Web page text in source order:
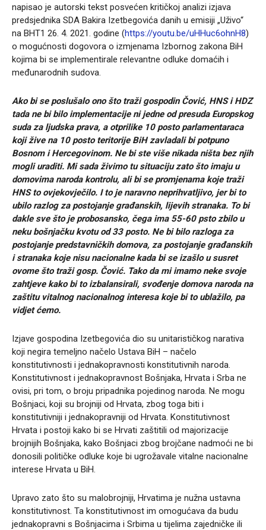
napisao je autorski tekst posvećen kritičkoj analizi izjava
predsjednika SDA Bakira Izetbegovića danih u emisiji „Uživo“
na BHT1 26. 4. 2021. godine (https://youtu.be/uHHuc6ohnH8)
o mogućnosti dogovora o izmjenama Izbornog zakona BiH
kojima bi se implementirale relevantne odluke domaćih i
međunarodnih sudova.
Ako bi se poslušalo ono što traži gospodin Čović, HNS i HDZ
tada ne bi bilo implementacije ni jedne od presuda Europskog
suda za ljudska prava, a otprilike 10 posto parlamentaraca
koji žive na 10 posto teritorije BiH zavladali bi potpuno
Bosnom i Hercegovinom. Ne bi ste više nikada ništa bez njih
mogli uraditi. Mi sada živimo tu situaciju zato što imaju u
domovima naroda kontrolu, ali bi se promjenama koje traži
HNS to ovjekovječilo. I to je naravno neprihvatljivo, jer bi to
ubilo razlog za postojanje građanskih, lijevih stranaka. To bi
dakle sve što je probosansko, čega ima 55-60 psto zbilo u
neku bošnjačku kvotu od 33 posto. Ne bi bilo razloga za
postojanje predstavničkih domova, za postojanje građanskih
i stranaka koje nisu nacionalne kada bi se izašlo u susret
ovome što traži gosp. Čović. Tako da mi imamo neke svoje
zahtjeve kako bi to izbalansirali, svođenje domova naroda na
zaštitu vitalnog nacionalnog interesa koje bi to ublažilo, pa
vidjet ćemo.
Izjave gospodina Izetbegovića dio su unitarističkog narativa
koji negira temeljno načelo Ustava BiH – načelo
konstitutivnosti i jednakopravnosti konstitutivnih naroda.
Konstitutivnost i jednakopravnost Bošnjaka, Hrvata i Srba ne
ovisi, pri tom, o broju pripadnika pojedinog naroda. Ne mogu
Bošnjaci, koji su brojniji od Hrvata, zbog toga biti i
konstitutivniji i jednakopravniji od Hrvata. Konstitutivnost
Hrvata i postoji kako bi se Hrvati zaštitili od majorizacije
brojnijih Bošnjaka, kako Bošnjaci zbog brojčane nadmoći ne bi
donosili političke odluke koje bi ugrožavale vitalne nacionalne
interese Hrvata u BiH.
Upravo zato što su malobrojniji, Hrvatima je nužna ustavna
konstitutivnost. Ta konstitutivnost im omogućava da budu
jednakopravni s Bošnjacima i Srbima u tijelima zajedničke ili